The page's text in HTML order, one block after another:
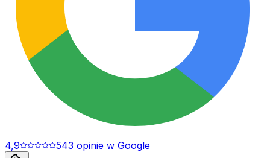
4,9 543 opinie w Google